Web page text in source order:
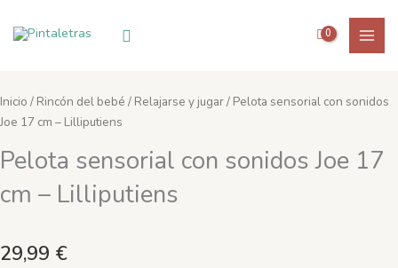
Buscar
Inicio / Rincón del bebé / Relajarse y jugar/ Pelota sensorial con sonidos
Joe 17 cm – Lilliputiens
Pelota sensorial con sonidos Joe 17
cm – Lilliputiens
29,99 €